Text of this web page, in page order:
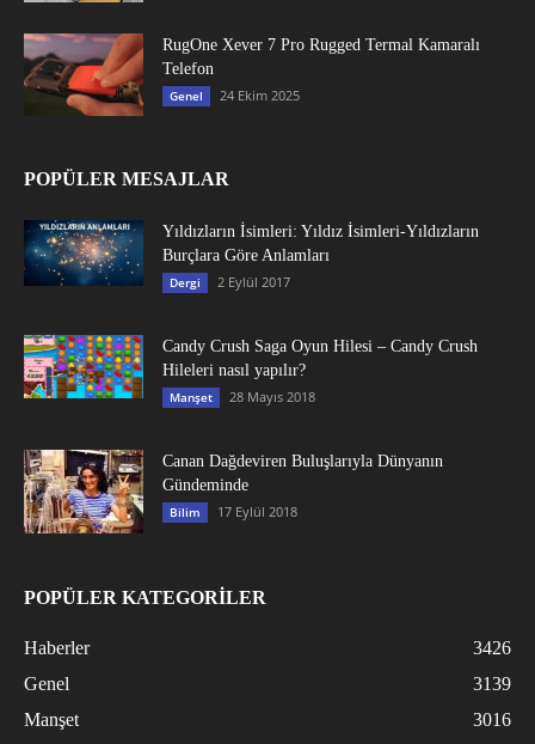
RugOne Xever 7 Pro Rugged Termal Kamaralı
Telefon
Genel 24 Ekim 2025
POPÜLER MESAJLAR
Yıldızların İsimleri: Yıldız İsimleri-Yıldızların
Burçlara Göre Anlamları
Dergi 2 Eylül 2017
Candy Crush Saga Oyun Hilesi – Candy Crush
Hileleri nasıl yapılır?
Manşet 28 Mayıs 2018
Canan Dağdeviren Buluşlarıyla Dünyanın
Gündeminde
Bilim 17 Eylül 2018
POPÜLER KATEGORİLER
Haberler
3426
Genel
3139
Manşet
3016